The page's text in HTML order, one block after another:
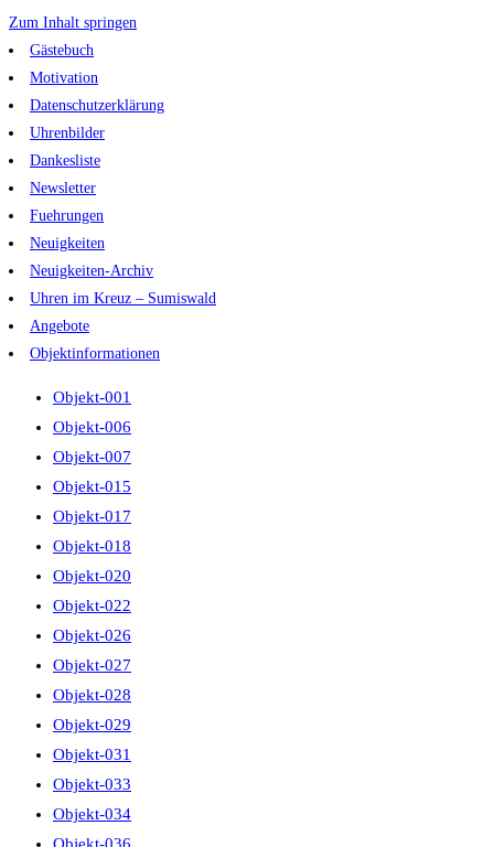
Zum Inhalt springen
Gästebuch
Motivation
Datenschutzerklärung
Uhrenbilder
Dankesliste
Newsletter
Fuehrungen
Neuigkeiten
Neuigkeiten-Archiv
Uhren im Kreuz – Sumiswald
Angebote
Objektinformationen
Objekt-001
Objekt-006
Objekt-007
Objekt-015
Objekt-017
Objekt-018
Objekt-020
Objekt-022
Objekt-026
Objekt-027
Objekt-028
Objekt-029
Objekt-031
Objekt-033
Objekt-034